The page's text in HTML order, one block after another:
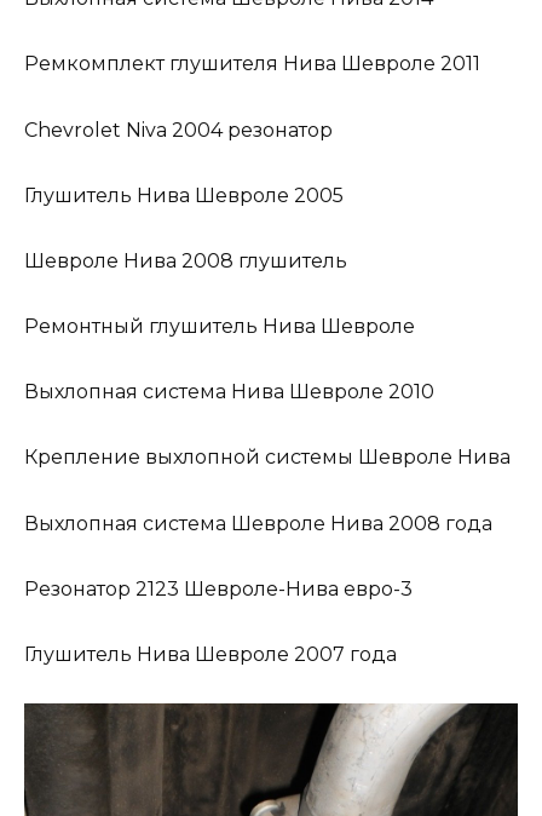
Ремкомплект глушителя Нива Шевроле 2011
Chevrolet Niva 2004 резонатор
Глушитель Нива Шевроле 2005
Шевроле Нива 2008 глушитель
Ремонтный глушитель Нива Шевроле
Выхлопная система Нива Шевроле 2010
Крепление выхлопной системы Шевроле Нива
Выхлопная система Шевроле Нива 2008 года
Резонатор 2123 Шевроле-Нива евро-3
Глушитель Нива Шевроле 2007 года